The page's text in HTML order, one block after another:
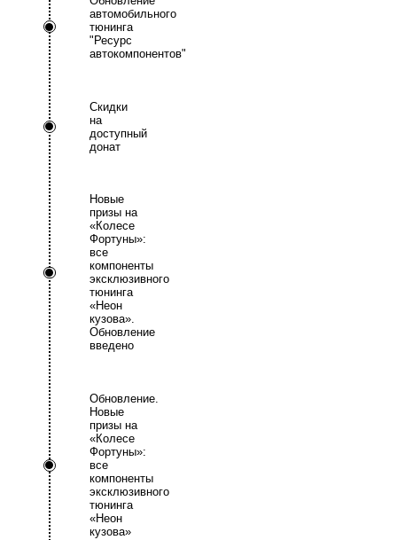
автомобильного
тюнинга
"Ресурс
автокомпонентов"
Скидки
на
доступный
донат
Новые
призы на
«Колесе
Фортуны»:
все
компоненты
эксклюзивного
тюнинга
«Неон
кузова».
Обновление
введено
Обновление.
Новые
призы на
«Колесе
Фортуны»:
все
компоненты
эксклюзивного
тюнинга
«Неон
кузова»